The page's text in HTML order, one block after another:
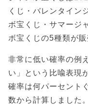
くじ・バレンタイン
ボ宝くじ・サマージ
ボ宝くじの5種類が販
非常に低い確率の例
い」という比喩表現
確率は何パーセント
数から計算しました。